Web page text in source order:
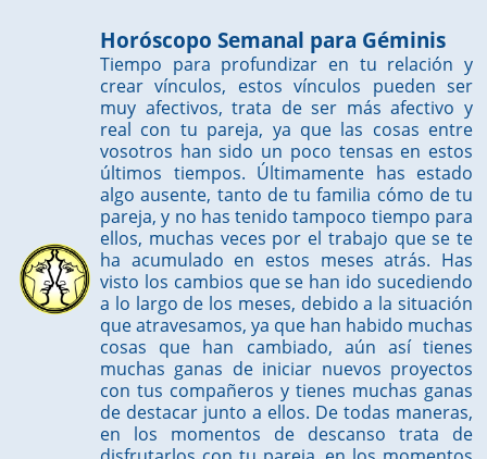
Horóscopo Semanal para Géminis
Tiempo para profundizar en tu relación y
crear vínculos, estos vínculos pueden ser
muy afectivos, trata de ser más afectivo y
real con tu pareja, ya que las cosas entre
vosotros han sido un poco tensas en estos
últimos tiempos. Últimamente has estado
algo ausente, tanto de tu familia cómo de tu
pareja, y no has tenido tampoco tiempo para
ellos, muchas veces por el trabajo que se te
ha acumulado en estos meses atrás. Has
visto los cambios que se han ido sucediendo
a lo largo de los meses, debido a la situación
que atravesamos, ya que han habido muchas
cosas que han cambiado, aún así tienes
muchas ganas de iniciar nuevos proyectos
con tus compañeros y tienes muchas ganas
de destacar junto a ellos. De todas maneras,
en los momentos de descanso trata de